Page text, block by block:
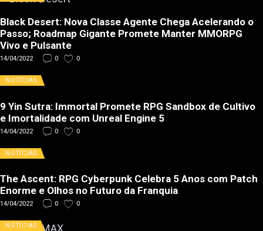
Black Desert: Nova Classe Agente Chega Acelerando o
Passo; Roadmap Gigante Promete Manter MMORPG
Vivo e Pulsante
14/04/2022 0 0
NOTÍCIAS
9 Yin Sutra: Immortal Promete RPG Sandbox de Cultivo
e Imortalidade com Unreal Engine 5
14/04/2022 0 0
NOTÍCIAS
The Ascent: RPG Cyberpunk Celebra 5 Anos com Patch
Enorme e Olhos no Futuro da Franquia
14/04/2022 0 0
NOTÍCIAS